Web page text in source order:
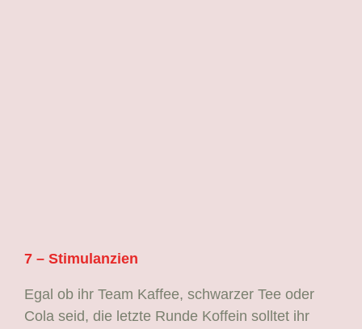
7 – Stimulanzien
Egal ob ihr Team Kaffee, schwarzer Tee oder
Cola seid, die letzte Runde Koffein solltet ihr